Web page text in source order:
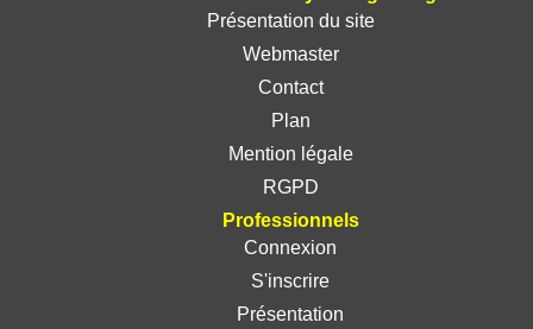
Présentation du site
Webmaster
Contact
Plan
Mention légale
RGPD
Professionnels
Connexion
S'inscrire
Présentation